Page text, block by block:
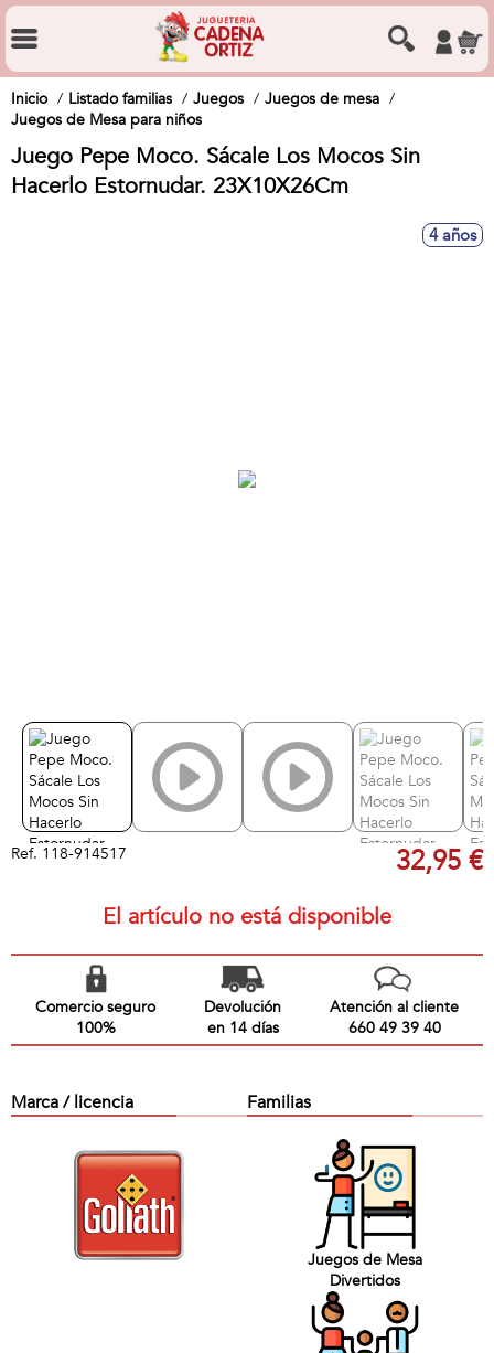
Inicio Listado familias Juegos
Juegos de mesa
Juegos de Mesa para niños
Juego Pepe Moco. Sácale Los Mocos Sin
Hacerlo Estornudar. 23X10X26Cm
4 años
Ref. 118-914517 32,95 €
El artículo no está disponible
Comercio seguro
100%
Devolución
en 14 días
Atención al cliente
660 49 39 40
Marca / licencia Familias
Juegos de Mesa
Divertidos